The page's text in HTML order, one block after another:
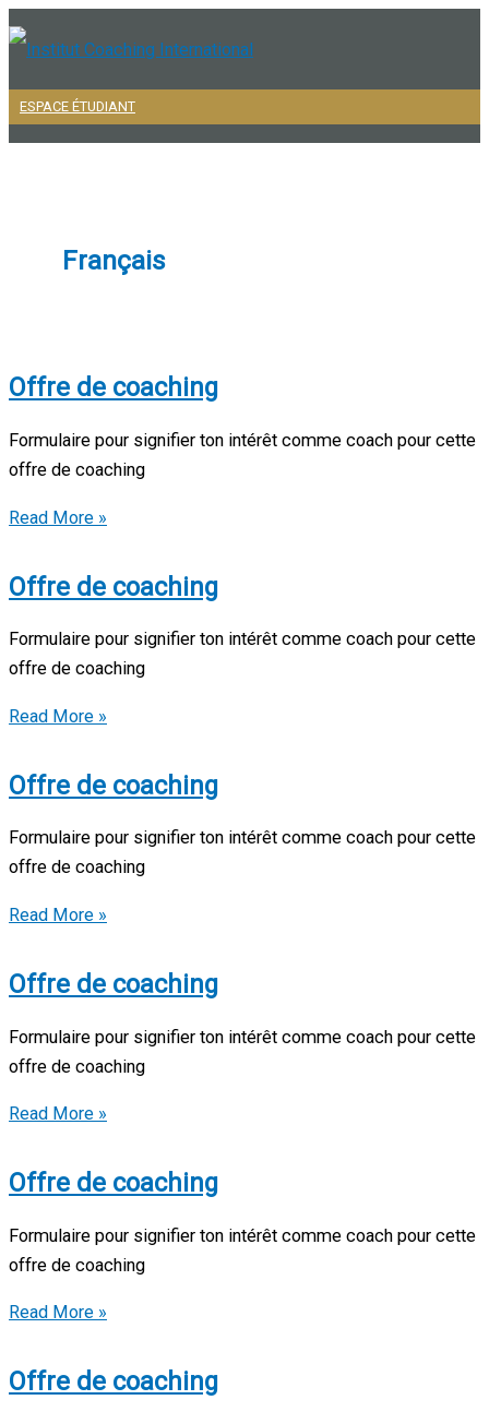
Aller
Menu
principal
ESPACE ÉTUDIANT
Français
Offre de coaching
Formulaire pour signifier ton intérêt comme coach pour cette
offre de coaching
Offre
coaching
Read More »
Offre de coaching
Formulaire pour signifier ton intérêt comme coach pour cette
offre de coaching
Offre
coaching
Read More »
Offre de coaching
Formulaire pour signifier ton intérêt comme coach pour cette
offre de coaching
Offre
coaching
Read More »
Offre de coaching
Formulaire pour signifier ton intérêt comme coach pour cette
offre de coaching
Offre
coaching
Read More »
Offre de coaching
Formulaire pour signifier ton intérêt comme coach pour cette
offre de coaching
Offre
coaching
Read More »
Offre de coaching